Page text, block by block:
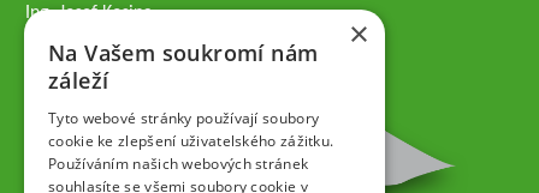
Ing. Josef Kosina
Mgr. Hana Vránová
×
Na Vašem soukromí nám
záleží
Tyto webové stránky používají soubory
cookie ke zlepšení uživatelského zážitku.
Používáním našich webových stránek
souhlasíte se všemi soubory cookie v